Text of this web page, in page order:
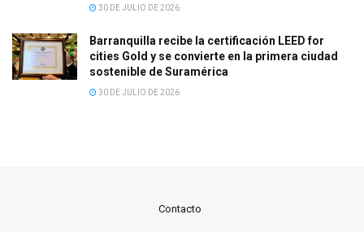
30 DE JULIO DE 2026
Barranquilla recibe la certificación LEED for
cities Gold y se convierte en la primera ciudad
sostenible de Suramérica
30 DE JULIO DE 2026
Contacto